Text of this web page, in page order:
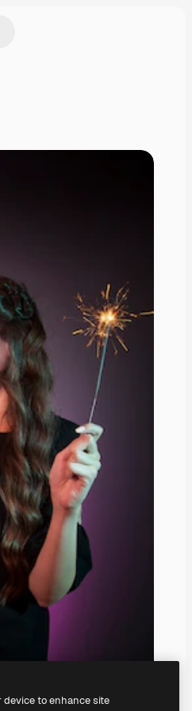
por imagem
device to enhance site